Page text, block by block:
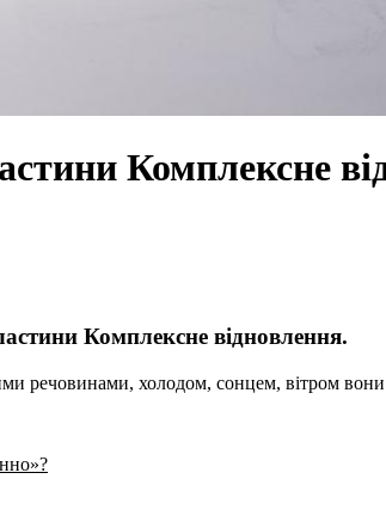
Комплексне
Комплексне відновлення.
речовинами, холодом, сонцем, вітром